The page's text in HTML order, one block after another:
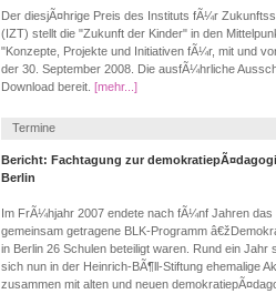
Der diesjÃ¤hrige Preis des Instituts fÃ¼r
(IZT) stellt die "Zukunft der Kinder" in den
"Konzepte, Projekte und Initiativen fÃ¼r, mit und
der 30. September 2008. Die ausfÃ¼hrliche
Download bereit. [mehr...]
Termine
Bericht: Fachtagung zur
Berlin
Im FrÃ¼hjahr 2007 endete nach fÃ¼nf Jahren das
gemeinsam getragene BLK-Programm
in Berlin 26 Schulen beteiligt waren. Rund ein Jahr
sich nun in der Heinrich-BÃ¶ll-Stiftung ehemalige
zusammen mit alten und neuen